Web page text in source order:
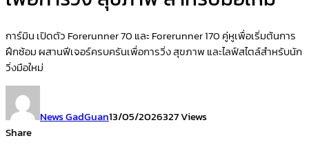
การ์มิน เปิดตัว Forerunner 70 และ Forerunner 170 คู่หูเพื่อเริ่มต้นการ
ฝึกซ้อม ผสานฟีเจอร์ครบครันเพื่อการวิ่ง สุขภาพ และไลฟ์สไตล์สำหรับนัก
วิ่งมือใหม่
News GadGuan13/05/2026327 Views
Share